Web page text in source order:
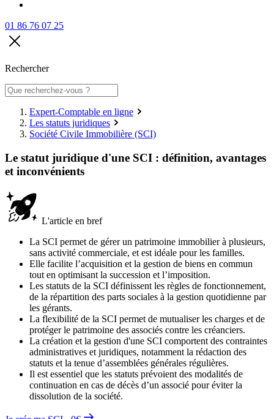
01 86 76 07 25
Rechercher
Expert-Comptable en ligne
Les statuts juridiques
Société Civile Immobilière (SCI)
Le statut juridique d'une SCI : définition, avantages
et inconvénients
L'article en bref
La SCI permet de gérer un patrimoine immobilier à plusieurs,
sans activité commerciale, et est idéale pour les familles.
Elle facilite l’acquisition et la gestion de biens en commun
tout en optimisant la succession et l’imposition.
Les statuts de la SCI définissent les règles de fonctionnement,
de la répartition des parts sociales à la gestion quotidienne par
les gérants.
La flexibilité de la SCI permet de mutualiser les charges et de
protéger le patrimoine des associés contre les créanciers.
La création et la gestion d'une SCI comportent des contraintes
administratives et juridiques, notamment la rédaction des
statuts et la tenue d’assemblées générales régulières.
Il est essentiel que les statuts prévoient des modalités de
continuation en cas de décès d’un associé pour éviter la
dissolution de la société.